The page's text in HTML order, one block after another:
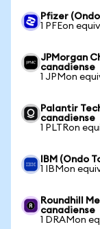
Pfizer
1 PFEon
JPMorgan
canadiense
1 JPMon
Palantir
canadiense
1 PLTRon
IBM (Ondo
1 IBMon
Roundhill
canadiense
1 DRAMon